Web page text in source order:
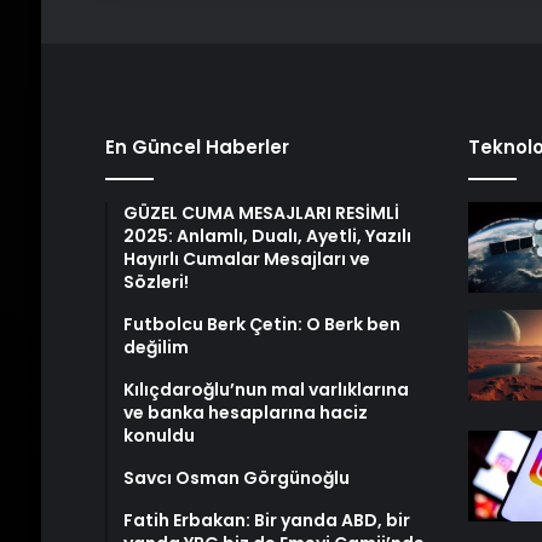
En Güncel Haberler
GÜZEL CUMA MESAJLARI RESİMLİ
2025: Anlamlı, Dualı, Ayetli, Yazılı
Hayırlı Cumalar Mesajları ve
Sözleri!
Futbolcu Berk Çetin: O Berk ben
değilim
Kılıçdaroğlu’nun mal varlıklarına
ve banka hesaplarına haciz
konuldu
Savcı Osman Görgünoğlu
Fatih Erbakan: Bir yanda ABD, bir